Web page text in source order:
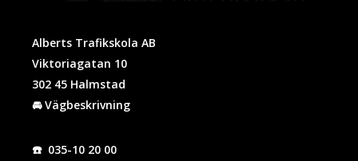
Alberts Trafikskola AB
Viktoriagatan 10
302 45 Halmstad
🚘Vägbeskrivning
☎️ 035-10 20 00